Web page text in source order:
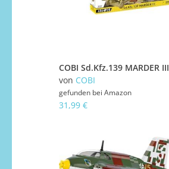
COBI Sd.Kfz.139 MARDER III
von COBI
gefunden bei Amazon
31,99 €